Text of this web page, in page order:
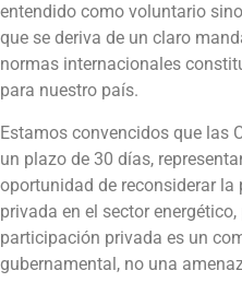
entendido como voluntario
que se deriva de un claro
normas internacionales
para nuestro país.
Estamos convencidos que las
un plazo de 30 días,
oportunidad de reconsiderar
privada en el sector
participación privada es un
gubernamental, no una